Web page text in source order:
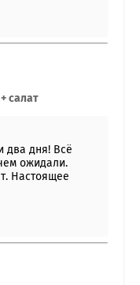
салат
два дня! Всё
ожидали.
Настоящее